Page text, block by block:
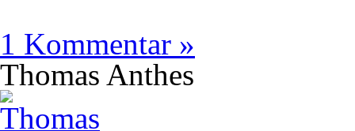
1 Kommentar »
Thomas Anthes